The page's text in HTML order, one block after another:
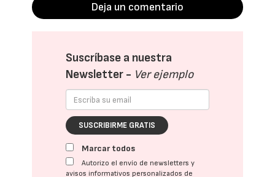
Deja un comentario
Suscríbase a nuestra
Newsletter - Ver ejemplo
SUSCRIBIRME GRATIS
Marcar todos
Autorizo el envío de newsletters y
avisos informativos personalizados de